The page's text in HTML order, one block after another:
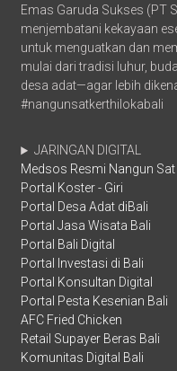
Emas Garuda Sukses (PT
menjembatani kekayaan
untuk menguatkan dan
mulai dari tradisi luhur,
desa adat—agar lebih
#nangunsatkerthilokabali
JARINGAN DIGITAL
Medsos Resmi Nangun
Portal Koster - Giri
Portal Desa Adat diBali
Portal Jasa Wisata Bali
Portal Bali Digital
Portal Investasi di Bali
Portal Konsultan Digital
Portal Pesta Kesenian Bali
AFC Fried Chicken
Retail Supayer Beras Bali
Komunitas Digital Bali